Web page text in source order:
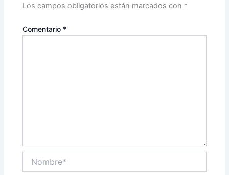
Los campos obligatorios están marcados con *
Comentario *